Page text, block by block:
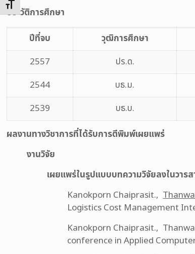
Toggle Font size
ประวัติการศึกษา
ปีที่จบ
วุฒิการศึกษา
2557
ปร.ด.
2544
บธ.ม.
2539
บธ.บ.
ผลงานทางวิชาการที่ได้รับการตีพิมพ์เผยแพร่
งานวิจัย
เผยแพร่ในรูปแบบบทความวิจัยลงในวาร
Kanokporn Chaiprasit.,
Logistics Cost Management
Kanokporn Chaiprasit.,
conference in Applied